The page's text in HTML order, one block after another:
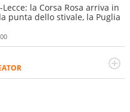
la Corsa Rosa arriva in
punta dello stivale, la Puglia
2007, scrive per curiosità
di calcio, di sport e dei
innocenti evasioni